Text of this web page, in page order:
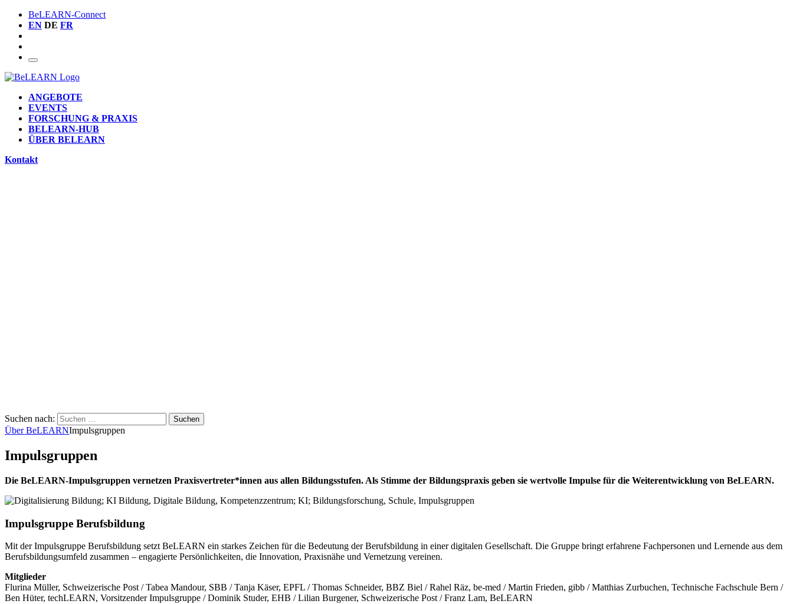
BeLEARN-Connect
EN DE FR
ANGEBOTE
EVENTS
FORSCHUNG & PRAXIS
BELEARN-HUB
ÜBER BELEARN
Kontakt
Suchen nach:
Über BeLEARNImpulsgruppen
Impulsgruppen
Die BeLEARN-Impulsgruppen vernetzen Praxisvertreter*innen aus allen Bildungsstufen. Als Stimme der Bildungspraxis geben sie wertvolle Impulse für die Weiterentwicklung von BeLEARN.
Impulsgruppe Berufsbildung
Mit der Impulsgruppe Berufsbildung setzt BeLEARN ein starkes Zeichen für die Bedeutung der Berufsbildung in einer digitalen Gesellschaft. Die Gruppe bringt erfahrene Fachpersonen und Lernende aus dem
Berufsbildungsumfeld zusammen – engagierte Persönlichkeiten, die Innovation, Praxisnähe und Vernetzung vereinen.
Mitglieder
Flurina Müller, Schweizerische Post / Tabea Mandour, SBB / Tanja Käser, EPFL / Thomas Schneider, BBZ Biel / Rahel Räz, be-med / Martin Frieden, gibb / Matthias Zurbuchen, Technische Fachschule Bern /
Ben Hüter, techLEARN, Vorsitzender Impulsgruppe / Dominik Studer, EHB / Lilian Burgener, Schweizerische Post / Franz Lam, BeLEARN